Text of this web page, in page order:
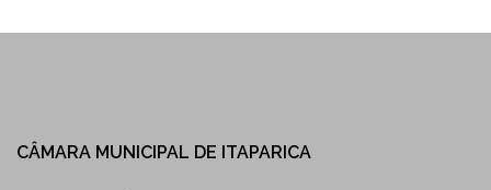
CÂMARA MUNICIPAL DE ITAPARICA